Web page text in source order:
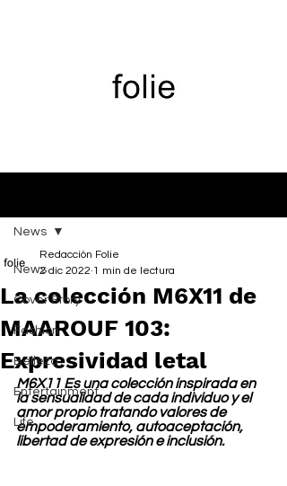
News
Cover Story
Fashion
Belleza
Entertainment
Life
News
La colección M6X11 de
MAAROUF 103:
Expresividad letal
Redacción Folie
2 dic 2022 1 min de lectura
M6X11 Es una colección inspirada en
la sensualidad de cada individuo y el
amor propio tratando valores de
empoderamiento, autoaceptación,
libertad de expresión e inclusión.